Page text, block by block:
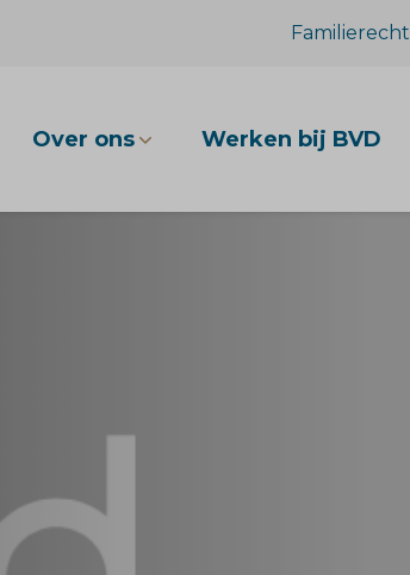
Over ons Werken bij BVD
Familierecht